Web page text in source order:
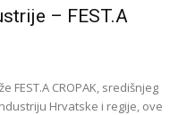
– FEST.A
CROPAK, središnjeg
Hrvatske i regije, ove